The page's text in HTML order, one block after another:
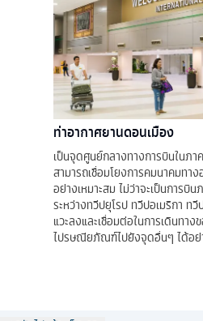
ท่าอากาศยานดอนเมือง
เป็นจุดศูนย์กลางทางการบินในภา
สามารถเชื่อมโยงการคมนาคมทา
อย่างเหมาะสม ไม่ว่าจะเป็นการบิ
ระหว่างทวีปยุโรป ทวีปอเมริกา ท
แวะลงและเชื่อมต่อในการเดินท
ไปรษณียภัณฑ์ไปยังจุดอื่นๆ ได้อย่